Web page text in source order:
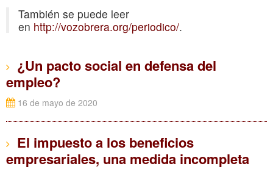
KONTAKT
También se puede leer
en http://vozobrera.org/periodico/.
¿Un pacto social en defensa del
empleo?
16 de mayo de 2020
El impuesto a los beneficios
empresariales, una medida incompleta